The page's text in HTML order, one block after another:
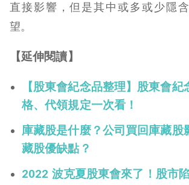
直接影響，但是其中或多或少隱
望。
【延伸閱讀】
【股東會紀念品整理】股東會紀
格、代領規定一次看！
庫藏股是什麼？公司買回庫藏股
藏股優缺點？
2022 波克夏股東會來了！股市